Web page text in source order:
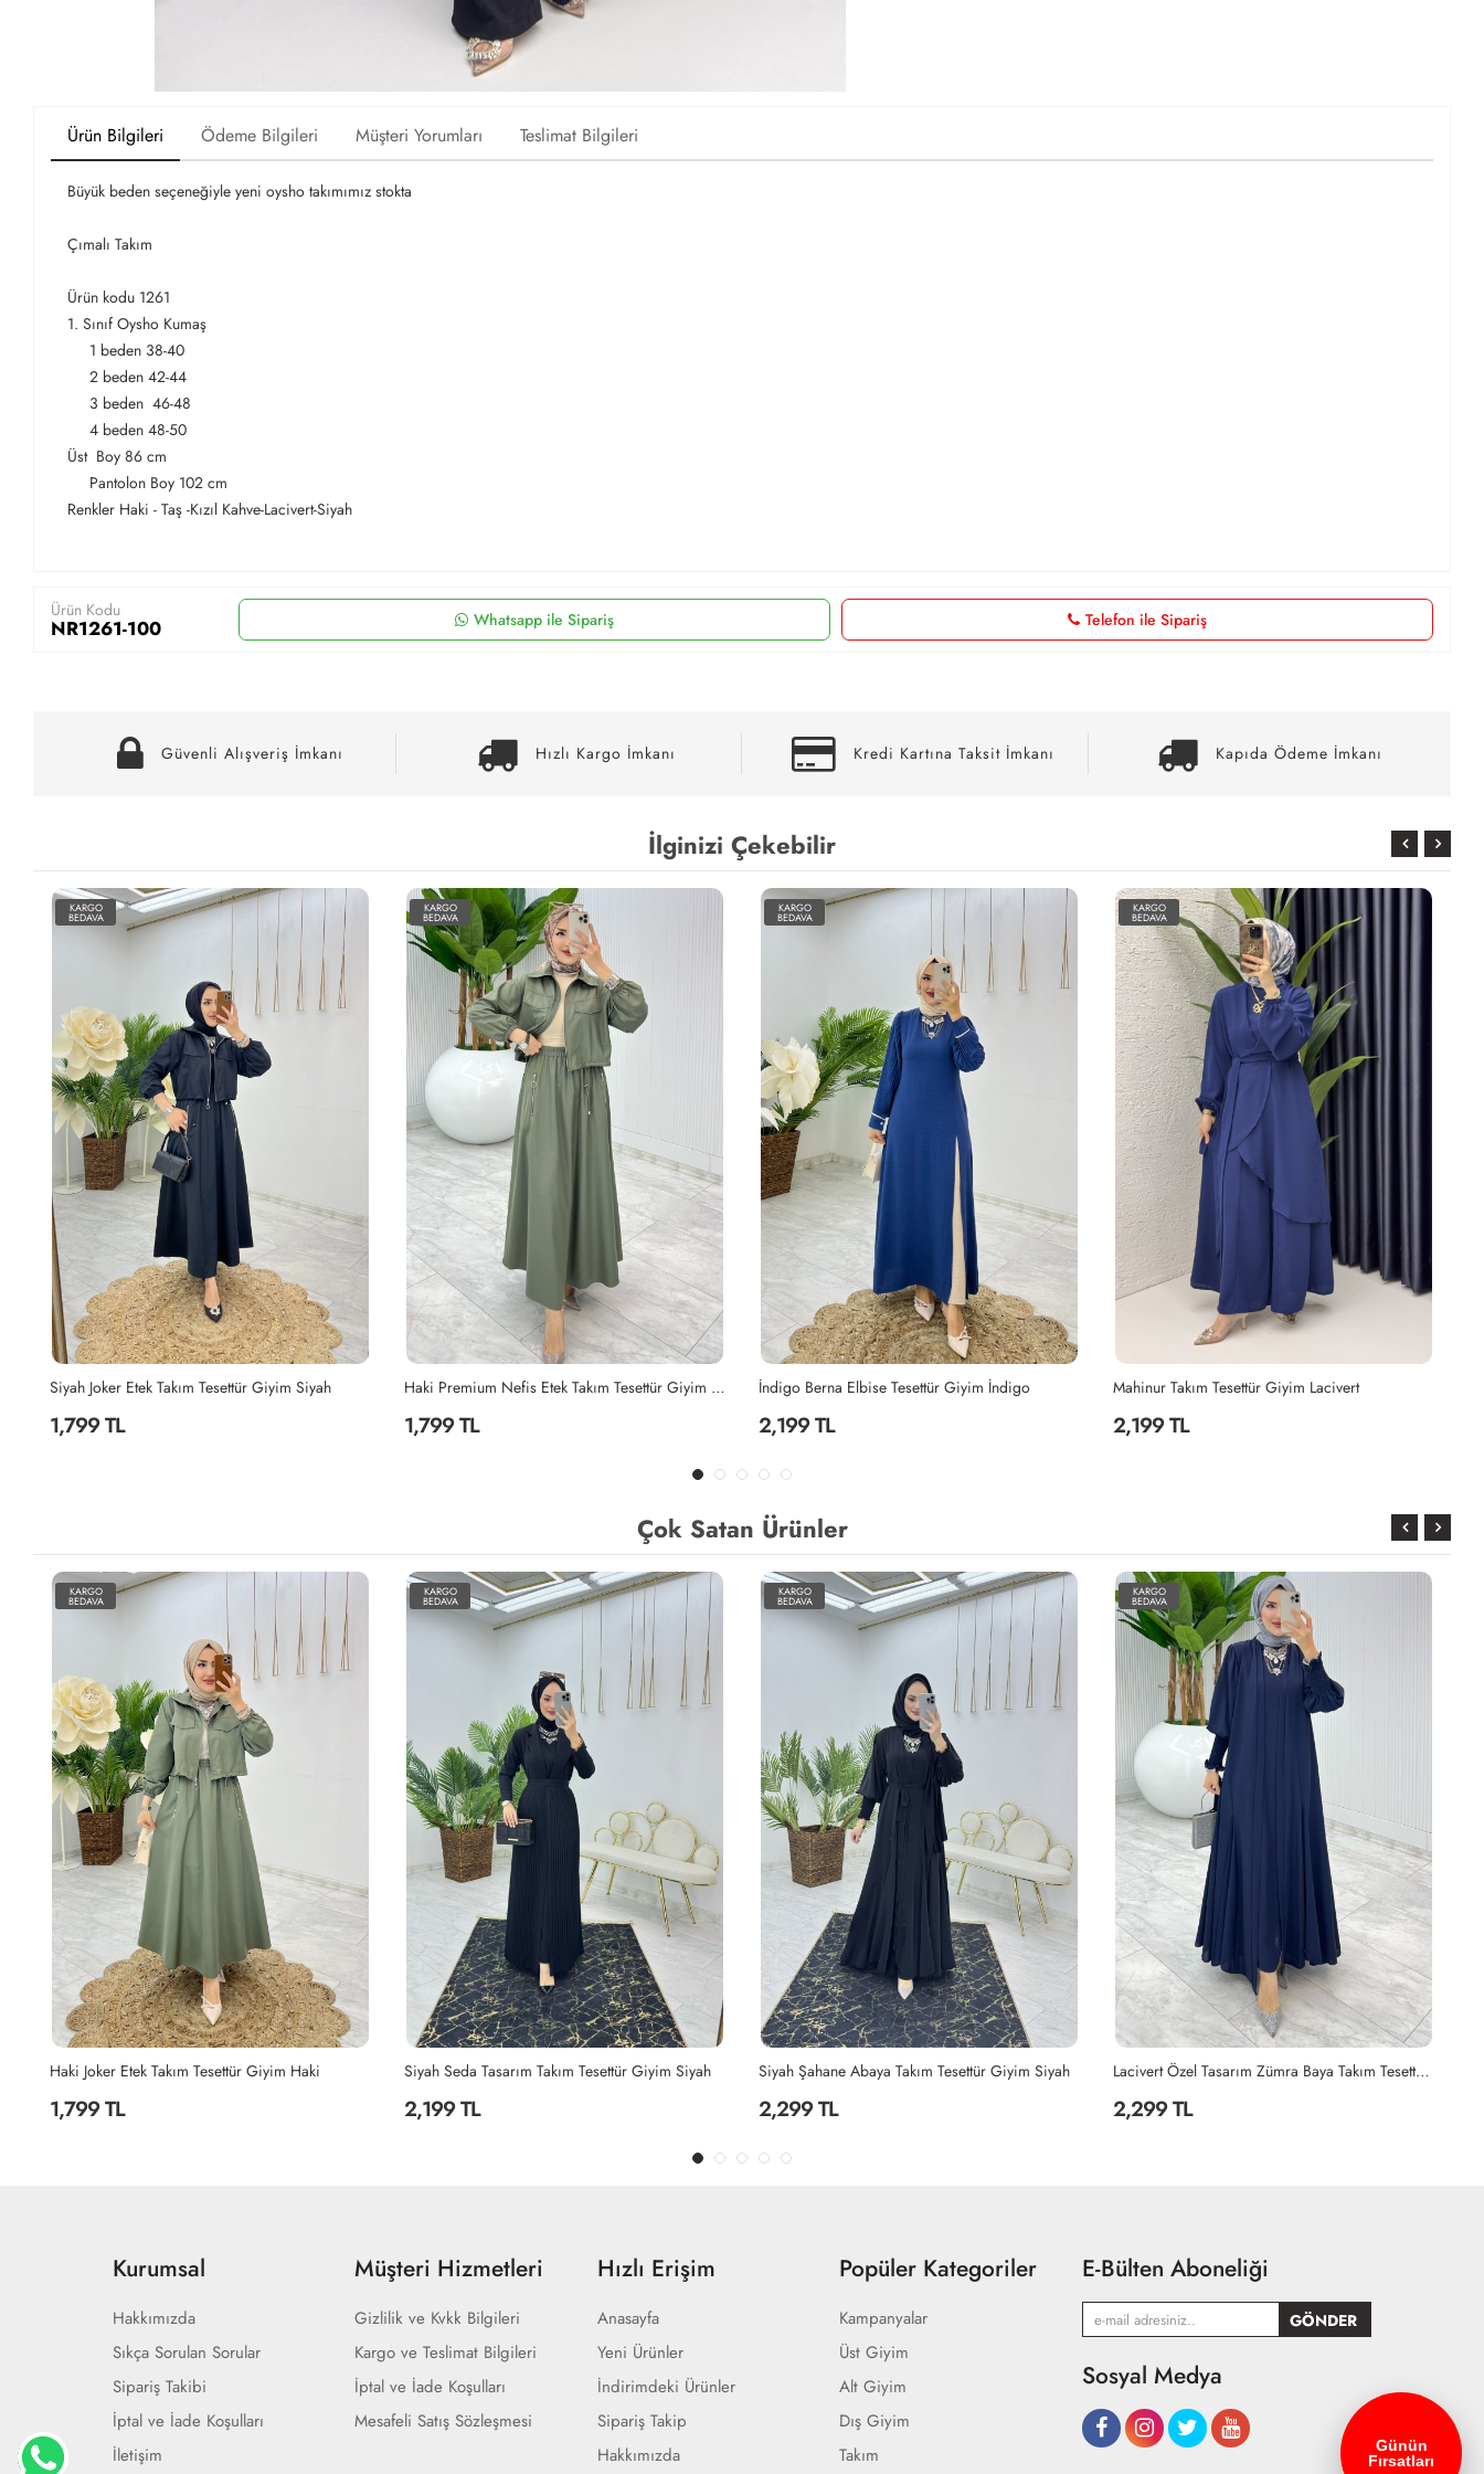
Ürün Bilgileri Ödeme Bilgileri Müşteri Yorumları Teslimat Bilgileri
Büyük beden seçeneğiyle yeni oysho takımımız stokta
Çımalı Takım
Ürün kodu 1261
1. Sınıf Oysho Kumaş
1 beden 38-40
2 beden 42-44
3 beden 46-48
4 beden 48-50
Üst Boy 86 cm
Pantolon Boy 102 cm
Renkler Haki - Taş -Kızıl Kahve-Lacivert-Siyah
Ürün Kodu
NR1261-100 Whatsapp ile Sipariş Telefon ile Sipariş
Güvenli Alışveriş İmkanı Hızlı Kargo İmkanı Kredi Kartına Taksit İmkanı Kapıda Ödeme İmkanı
İlginizi Çekebilir
KARGO
BEDAVA
Siyah Joker Etek Takım Tesettür Giyim Siyah
1,799 TL
KARGO
BEDAVA
Haki Premium Nefis Etek Takım Tesettür Giyim Haki
1,799 TL
KARGO
BEDAVA
İndigo Berna Elbise Tesettür Giyim İndigo
2,199 TL
KARGO
BEDAVA
Mahinur Takım Tesettür Giyim Lacivert
2,199 TL
Çok Satan Ürünler
KARGO
BEDAVA
Haki Joker Etek Takım Tesettür Giyim Haki
1,799 TL
KARGO
BEDAVA
Siyah Seda Tasarım Takım Tesettür Giyim Siyah
2,199 TL
KARGO
BEDAVA
Siyah Şahane Abaya Takım Tesettür Giyim Siyah
2,299 TL
KARGO
BEDAVA
Lacivert Özel Tasarım Zümra Baya Takım Tesettür Giyim Lacivert
2,299 TL
Kurumsal
Hakkımızda
Sıkça Sorulan Sorular
Sipariş Takibi
İptal ve İade Koşulları
İletişim
Müşteri Hizmetleri
Gizlilik ve Kvkk Bilgileri
Kargo ve Teslimat Bilgileri
İptal ve İade Koşulları
Mesafeli Satış Sözleşmesi
Hızlı Erişim
Anasayfa
Yeni Ürünler
İndirimdeki Ürünler
Sipariş Takip
Hakkımızda
Popüler Kategoriler
Kampanyalar
Üst Giyim
Alt Giyim
Dış Giyim
Takım
E-Bülten Aboneliği
Sosyal Medya
Günün
Fırsatları